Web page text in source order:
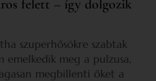
felett – így dolgozik
szuperhősökre szabtak
emelkedik meg a pulzusa,
megbillenti őket a